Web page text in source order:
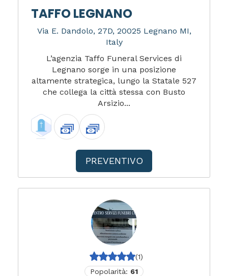
TAFFO LEGNANO
Via E. Dandolo, 27D, 20025 Legnano MI,
Italy
L’agenzia Taffo Funeral Services di
Legnano sorge in una posizione
altamente strategica, lungo la Statale 527
che collega la città stessa con Busto
Arsizio...
PREVENTIVO
(1)
Popolarità: 61